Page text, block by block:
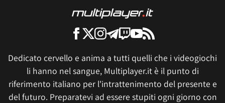
Dedicato cervello e anima a tutti quelli che i videogiochi
li hanno nel sangue, Multiplayer.it è il punto di
riferimento italiano per l'intrattenimento del presente e
del futuro. Preparatevi ad essere stupiti ogni giorno con